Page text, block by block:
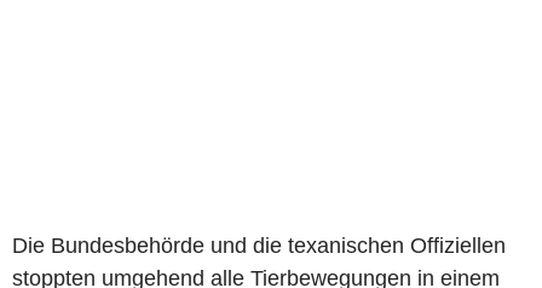
Die Bundesbehörde und die texanischen Offiziellen
stoppten umgehend alle Tierbewegungen in einem